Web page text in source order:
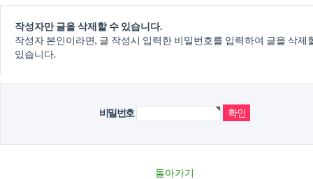
작성자만 글을 삭제할 수 있습니다.
작성자 본인이라면, 글 작성시 입력한 비밀번호를 입력하여 글을 삭제
있습니다.
비밀번호
돌아가기